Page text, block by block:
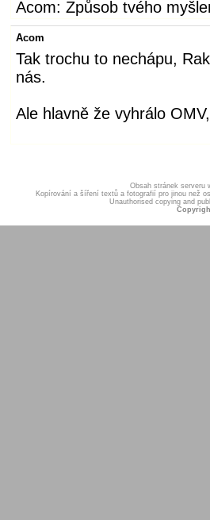
Acom: Způsob tvého
Acom
Tak trochu to nechápu,
nás.
Ale hlavně že vyhrálo
Obsah stránek serveru
Kopírování a šíření textů a fotografií pro jinou než
Unauthorised copying and